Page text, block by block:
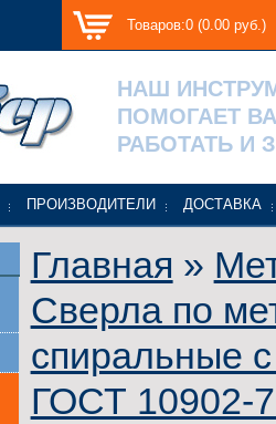
Товаров:0 (0.00 руб.)
НАШ
ПОМОГАЕТ
РАБОТАТЬ И
ПРОИЗВОДИТЕЛИ ДОСТАВКА
Главная »
Сверла по
спиральные
ГОСТ 10902-